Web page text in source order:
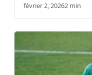
février 2, 20262 min